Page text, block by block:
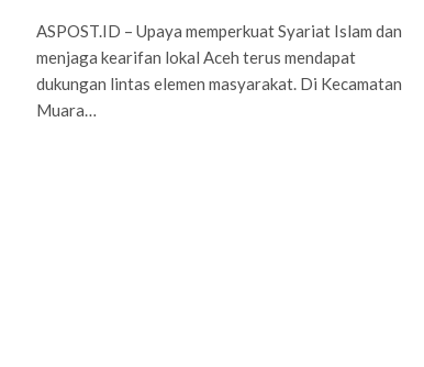
ASPOST.ID – Upaya memperkuat Syariat Islam dan
menjaga kearifan lokal Aceh terus mendapat
dukungan lintas elemen masyarakat. Di Kecamatan
Muara…